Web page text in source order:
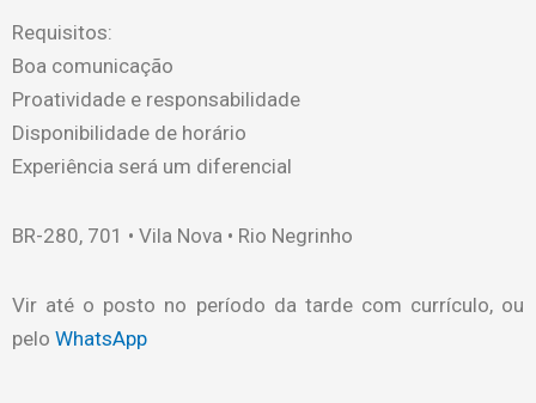
Requisitos:
Boa comunicação
Proatividade e responsabilidade
Disponibilidade de horário
Experiência será um diferencial
BR-280, 701 • Vila Nova • Rio Negrinho
Vir até o posto no período da tarde com currículo, ou
pelo WhatsApp